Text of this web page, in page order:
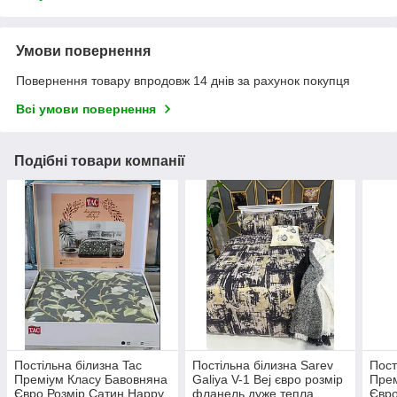
Умови повернення
Повернення товару впродовж 14 днів за рахунок покупця
Всі умови повернення
Подібні товари компанії
Постільна білизна Tac
Преміум Класу Бавовняна
Євро Розмір Сатин Happy
Постільна білизна Sarev
Galiya V-1 Bej євро розмір
фланель дуже тепла